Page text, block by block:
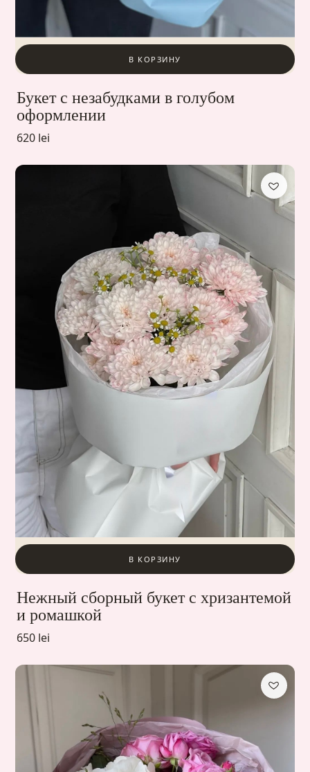
В КОРЗИНУ
Букет с незабудками в голубом
оформлении
620 lei
В КОРЗИНУ
Нежный сборный букет с хризантемой
и ромашкой
650 lei